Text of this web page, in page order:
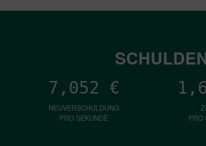
7,052 €
NEUVERSCHULDUNG
PRO SEKUNDE
PRO